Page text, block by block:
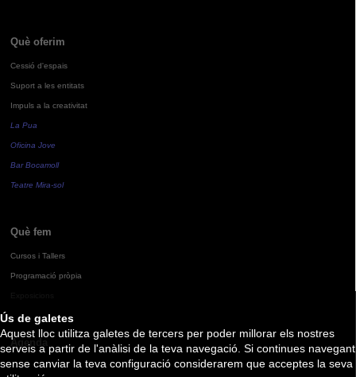
Ús de galetes
Aquest lloc utilitza galetes de tercers per poder millorar els nostres
serveis a partir de l'anàlisi de la teva navegació. Si continues navegant
sense canviar la teva configuració considerarem que acceptes la seva
Què oferim
Cessió d'espais
Suport a les entitats
Impuls a la creativitat
La Pua
Oficina Jove
Bar Bocamoll
Teatre Mira-sol
Què fem
Cursos i Tallers
Programació pròpia
Agenda